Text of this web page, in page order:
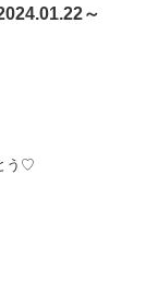
～
う♡